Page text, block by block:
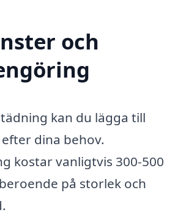
och
kan du lägga till
dina behov.
kostar vanligtvis 300-500
på storlek och